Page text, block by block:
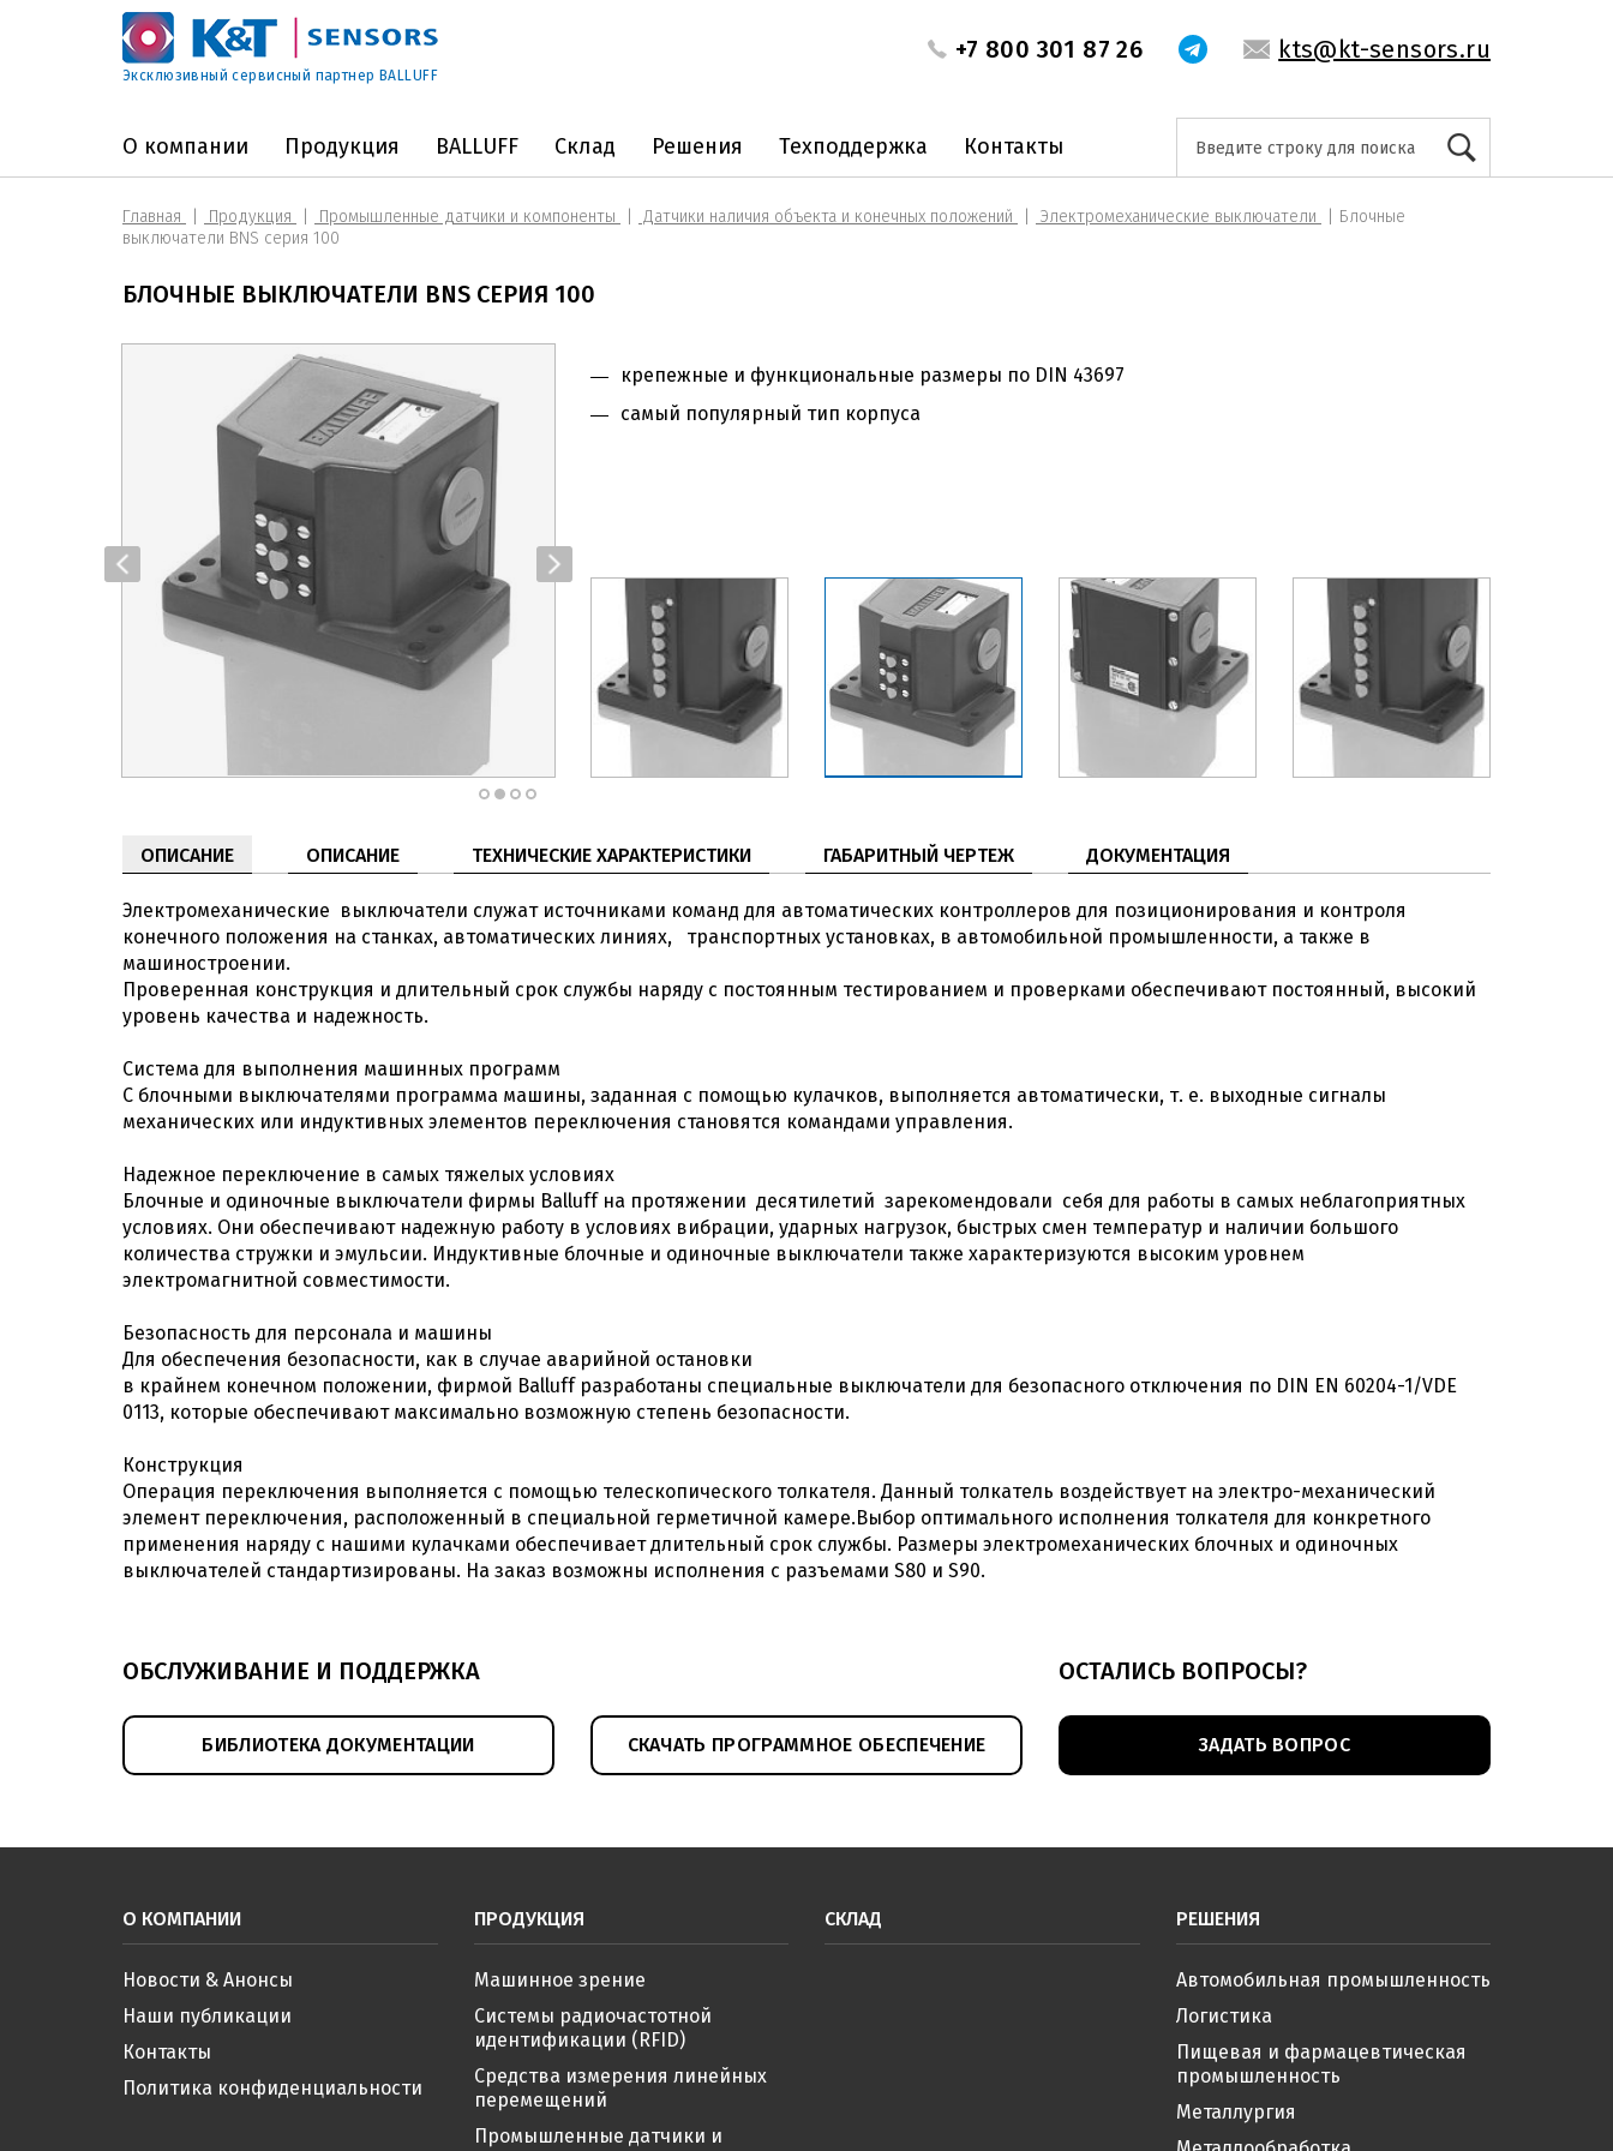
Эксклюзивный сервисный партнер BALLUFF
+7 800 301 87 26 kts@kt-sensors.ru
О компании Продукция BALLUFF Склад Решения Техподдержка Контакты
Главная Продукция Промышленные датчики и компоненты Датчики наличия объекта и конечных положений Электромеханические выключатели
Блочные
выключатели BNS cерия 100
БЛОЧНЫЕ ВЫКЛЮЧАТЕЛИ BNS CЕРИЯ 100
крепежные и функциональные размеры по DIN 43697
самый популярный тип корпуса
ОПИСАНИЕ ОПИСАНИЕ ТЕХНИЧЕСКИЕ ХАРАКТЕРИСТИКИ ГАБАРИТНЫЙ ЧЕРТЕЖ ДОКУМЕНТАЦИЯ
Электромеханические выключатели служат источниками команд для автоматических контроллеров для позиционирования и контроля
конечного положения на станках, автоматических линиях, транспортных установках, в автомобильной промышленности, а также в
машиностроении.
Проверенная конструкция и длительный срок службы наряду с постоянным тестированием и проверками обеспечивают постоянный, высокий
уровень качества и надежность.
Система для выполнения машинных программ
С блочными выключателями программа машины, заданная с помощью кулачков, выполняется автоматически, т. е. выходные сигналы
механических или индуктивных элементов переключения становятся командами управления.
Надежное переключение в самых тяжелых условиях
Блочные и одиночные выключатели фирмы Balluff на протяжении десятилетий зарекомендовали себя для работы в самых неблагоприятных
условиях. Они обеспечивают надежную работу в условиях вибрации, ударных нагрузок, быстрых смен температур и наличии большого
количества стружки и эмульсии. Индуктивные блочные и одиночные выключатели также характеризуются высоким уровнем
электромагнитной совместимости.
Безопасность для персонала и машины
Для обеспечения безопасности, как в случае аварийной остановки
в крайнем конечном положении, фирмой Balluff разработаны специальные выключатели для безопасного отключения по DIN EN 60204-1/VDE
0113, которые обеспечивают максимально возможную степень безопасности.
Конструкция
Операция переключения выполняется с помощью телескопического толкателя. Данный толкатель воздействует на электро-механический
элемент переключения, расположенный в специальной герметичной камере.Выбор оптимального исполнения толкателя для конкретного
применения наряду с нашими кулачками обеспечивает длительный срок службы. Размеры электромеханических блочных и одиночных
выключателей стандартизированы. На заказ возможны исполнения с разъемами S80 и S90.
Электромеханический выключатель BNS 100 BNS00M0
Электромеханический выключатель BNS 100 BNS00KW (pdf, 191.77КБ)
Электромеханический выключатель BNS 100 BNS00KJ (pdf, 135.74КБ)
Электромеханический выключатель BNS 100 BNS00FK
ОБСЛУЖИВАНИЕ И ПОДДЕРЖКА
БИБЛИОТЕКА ДОКУМЕНТАЦИИ СКАЧАТЬ ПРОГРАММНОЕ ОБЕСПЕЧЕНИЕ
ОСТАЛИСЬ ВОПРОСЫ?
ЗАДАТЬ ВОПРОС
О КОМПАНИИ
Новости & Анонсы
Наши публикации
Контакты
Политика конфиденциальности
ПРОДУКЦИЯ
Машинное зрение
Системы радиочастотной
идентификации (RFID)
Средства измерения линейных
перемещений
Промышленные датчики и
СКЛАД РЕШЕНИЯ
Автомобильная промышленность
Логистика
Пищевая и фармацевтическая
промышленность
Металлургия